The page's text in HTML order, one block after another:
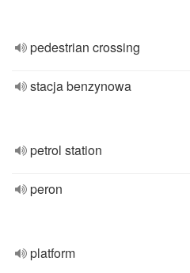
pedestrian crossing
stacja benzynowa
petrol station
peron
platform